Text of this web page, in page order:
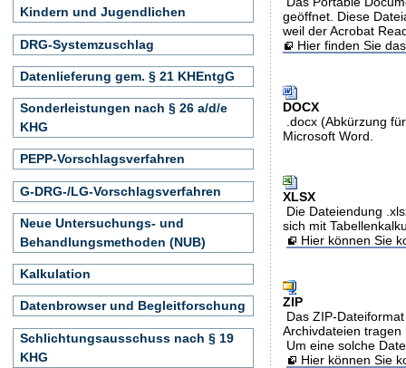
geöffnet. Diese
weil der Acrobat
Hier finden Sie
DOCX
.docx (Abkürzung
Microsoft Word.
XLSX
Die Dateiendung
sich mit
Hier können Sie
ZIP
Das ZIP-
Archivdateien
Um eine solche
Hier können Sie
Kindern und Jugendlichen
DRG-Systemzuschlag
Datenlieferung gem. § 21 KHEntgG
Sonderleistungen nach § 26 a/d/e
KHG
PEPP-Vorschlagsverfahren
G-DRG-/LG-Vorschlagsverfahren
Neue Untersuchungs- und
Behandlungsmethoden (NUB)
Kalkulation
Datenbrowser und Begleitforschung
Schlichtungsausschuss nach § 19
KHG